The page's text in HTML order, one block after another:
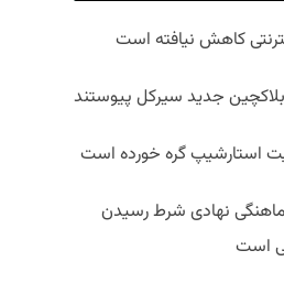
کاهش نیافته است
جدید سیرکل پیوستند
استارشیپ گره خورده است
نهادی شرط رسیدن